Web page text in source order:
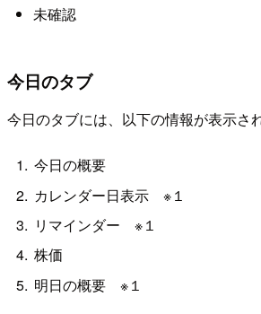
未確認
今日のタブ
今日のタブには、以下の情報が表示さ
今日の概要
カレンダー日表示 ※１
リマインダー ※１
株価
明日の概要 ※１